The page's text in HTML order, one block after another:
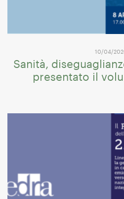
10/04/
Sanità,
presentato il